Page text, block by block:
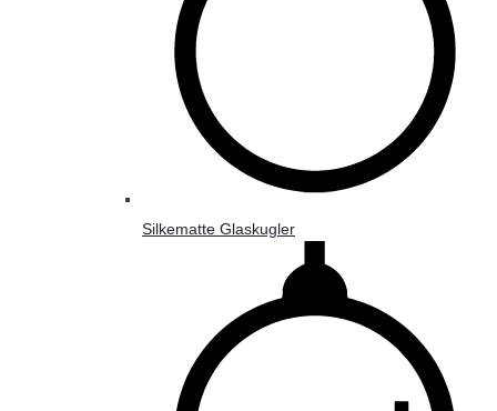
Silkematte Glaskugler